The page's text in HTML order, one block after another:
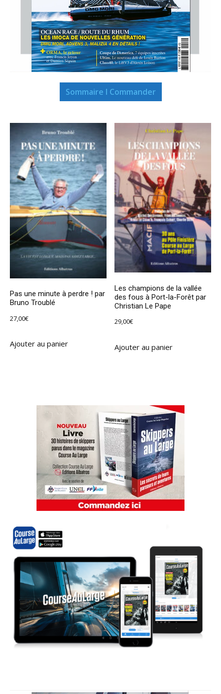
Sommaire I Commander
Pas une minute à perdre ! par
Bruno Troublé
27,00€
Ajouter au panier
Les champions de la vallée
des fous à Port-la-Forêt par
Christian Le Pape
29,00€
Ajouter au panier